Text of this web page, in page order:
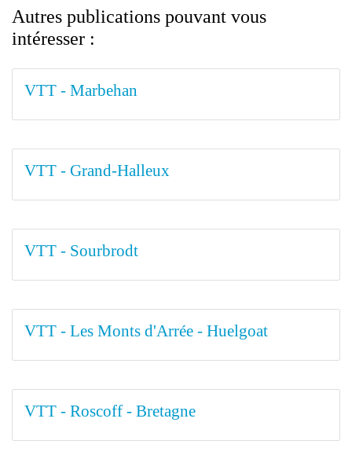
Autres publications pouvant vous
intéresser :
VTT - Marbehan
VTT - Grand-Halleux
VTT - Sourbrodt
VTT - Les Monts d'Arrée - Huelgoat
VTT - Roscoff - Bretagne